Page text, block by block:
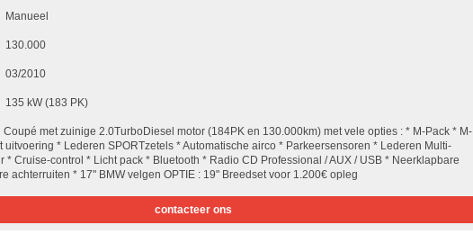
Manueel
130.000
03/2010
135 kW (183 PK)
Coupé met zuinige 2.0TurboDiesel motor (184PK en 130.000km) met vele opties : * M-Pack * M-
uitvoering * Lederen SPORTzetels * Automatische airco * Parkeersensoren * Lederen Multi-
* Cruise-control * Licht pack * Bluetooth * Radio CD Professional / AUX / USB * Neerklapbare
achterruiten * 17" BMW velgen OPTIE : 19" Breedset voor 1.200€ opleg
contacteer ons